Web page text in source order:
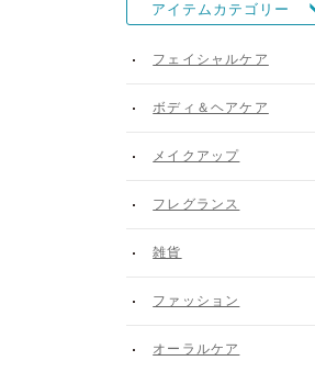
アイテムカテゴリー
フェイシャルケア
ボディ＆ヘアケア
メイクアップ
フレグランス
雑貨
ファッション
オーラルケア